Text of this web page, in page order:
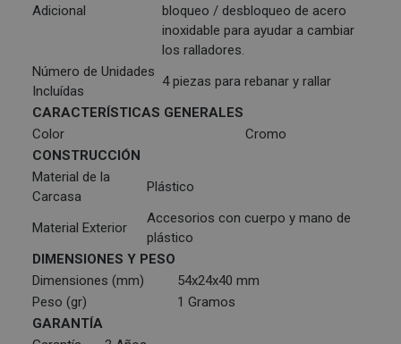
Adicional
bloqueo / desbloqueo de acero
inoxidable para ayudar a cambiar
los ralladores.
Número de Unidades
Incluídas
4 piezas para rebanar y rallar
CARACTERÍSTICAS GENERALES
Color
Cromo
CONSTRUCCIÓN
Material de la
Carcasa
Plástico
Material Exterior
Accesorios con cuerpo y mano de
plástico
DIMENSIONES Y PESO
Dimensiones (mm)
54x24x40 mm
Peso (gr)
1 Gramos
GARANTÍA